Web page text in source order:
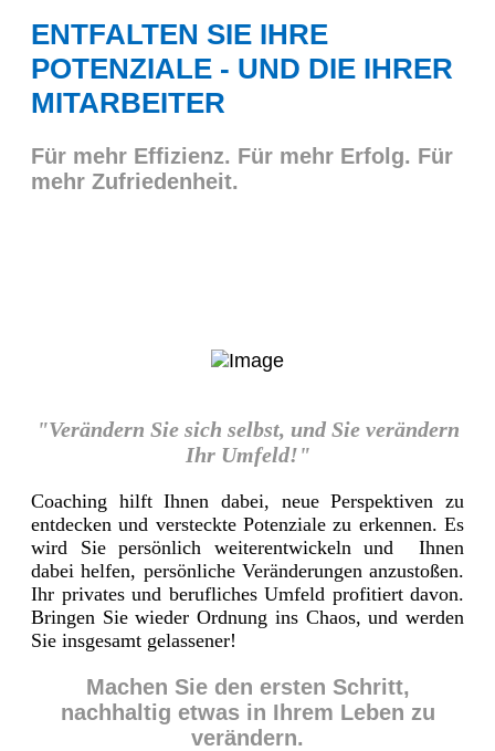
ENTFALTEN SIE IHRE
POTENZIALE - UND DIE IHRER
MITARBEITER
Für mehr Effizienz. Für mehr Erfolg. Für
mehr Zufriedenheit.
"Verändern Sie sich selbst, und Sie verändern
Ihr Umfeld!"
Coaching hilft Ihnen dabei, neue Perspektiven zu
entdecken und versteckte Potenziale zu erkennen. Es
wird Sie persönlich weiterentwickeln und Ihnen
dabei helfen, persönliche Veränderungen anzustoßen.
Ihr privates und berufliches Umfeld profitiert davon.
Bringen Sie wieder Ordnung ins Chaos, und werden
Sie insgesamt gelassener!
Machen Sie den ersten Schritt,
nachhaltig etwas in Ihrem Leben zu
verändern.